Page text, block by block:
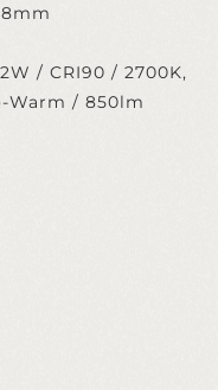
/ CRI90 / 2700K,
Warm / 850lm